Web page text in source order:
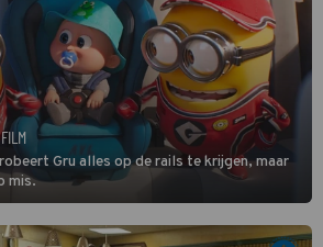
Gru alles op de rails te krijgen, maar
mis.